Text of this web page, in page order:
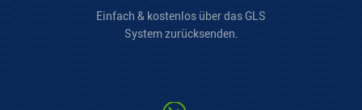
Einfach & kostenlos über das GLS
System zurücksenden.